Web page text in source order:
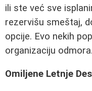
ili ste već sve
rezervišu smeštaj,
opcije. Evo nekih
organizaciju odmora.
Omiljene Letnje